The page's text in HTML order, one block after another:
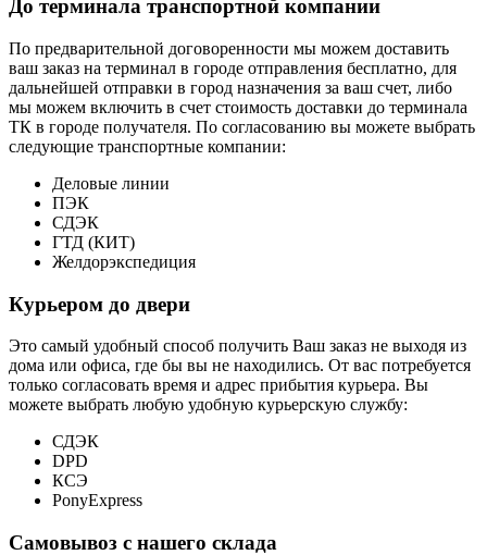
До терминала транспортной компании
По предварительной договоренности мы можем доставить
ваш заказ на терминал в городе отправления бесплатно, для
дальнейшей отправки в город назначения за ваш счет, либо
мы можем включить в счет стоимость доставки до терминала
ТК в городе получателя. По согласованию вы можете выбрать
следующие транспортные компании:
Деловые линии
ПЭК
СДЭК
ГТД (КИТ)
Желдорэкспедиция
Курьером до двери
Это самый удобный способ получить Ваш заказ не выходя из
дома или офиса, где бы вы не находились. От вас потребуется
только согласовать время и адрес прибытия курьера. Вы
можете выбрать любую удобную курьерскую службу:
СДЭК
DPD
КСЭ
PonyExpress
Самовывоз с нашего склада